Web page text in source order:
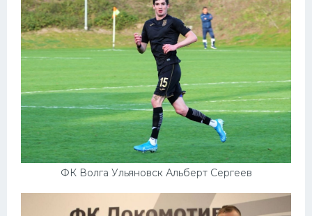
ФК Волга Ульяновск Альберт Сергеев